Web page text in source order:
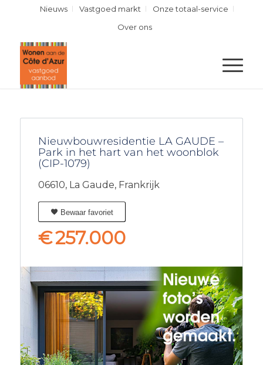
Nieuws Vastgoed markt
Onze totaal-service
Over ons
Nieuwbouwresidentie LA GAUDE –
Park in het hart van het woonblok
(CIP-1079)
06610, La Gaude, Frankrijk
Bewaar favoriet
€257.000